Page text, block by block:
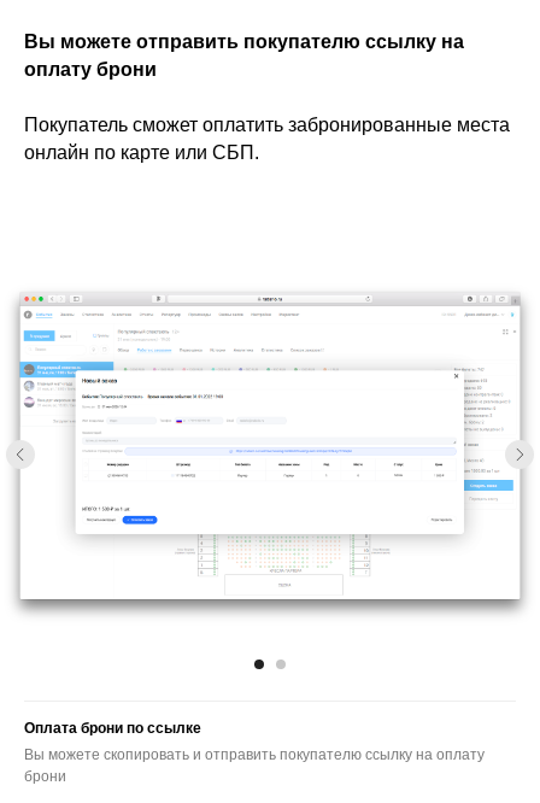
Вы можете отправить покупателю ссылку на
оплату брони
Покупатель сможет оплатить забронированные места
онлайн по карте или СБП.
Оплата брони по ссылке
Вы можете скопировать и отправить покупателю ссылку на оплату
брони